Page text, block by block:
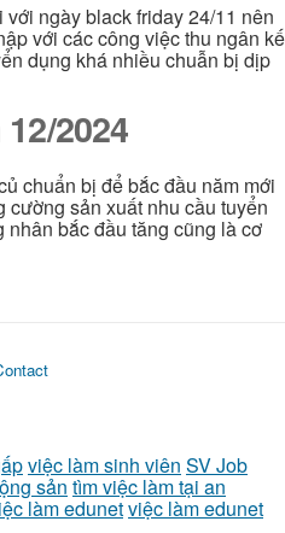
ngày black friday 24/11 nên
với các công việc thu ngân kế
dụng khá nhiều chuẫn bị dịp
2024
chuẩn bị để bắc đầu năm mới
cường sản xuất nhu cầu tuyển
bắc đầu tăng cũng là cơ
việc làm sinh viên SV Job
sản tìm việc làm tại an
làm edunetviệc làm edunet